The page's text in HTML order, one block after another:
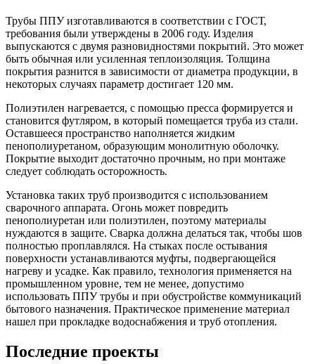
Трубы ППУ изготавливаются в соответствии с ГОСТ,
требования были утверждены в 2006 году. Изделия
выпускаются с двумя разновидностями покрытий. Это может
быть обычная или усиленная теплоизоляция. Толщина
покрытия разнится в зависимости от диаметра продукции, в
некоторых случаях параметр достигает 120 мм.
Полиэтилен нагревается, с помощью пресса формируется и
становится футляром, в который помещается труба из стали.
Оставшееся пространство наполняется жидким
пенополиуретаном, образующим монолитную оболочку.
Покрытие выходит достаточно прочным, но при монтаже
следует соблюдать осторожность.
Установка таких труб производится с использованием
сварочного аппарата. Огонь может повредить
пенополиуретан или полиэтилен, поэтому материалы
нуждаются в защите. Сварка должна делаться так, чтобы шов
полностью проплавлялся. На стыках после остывания
поверхности устанавливаются муфты, подвергающейся
нагреву и усадке. Как правило, технология применяется на
промышленном уровне, тем не менее, допустимо
использовать ППУ трубы и при обустройстве коммуникаций
бытового назначения. Практическое применение материал
нашел при прокладке водоснабжения и труб отопления.
Последние проекты